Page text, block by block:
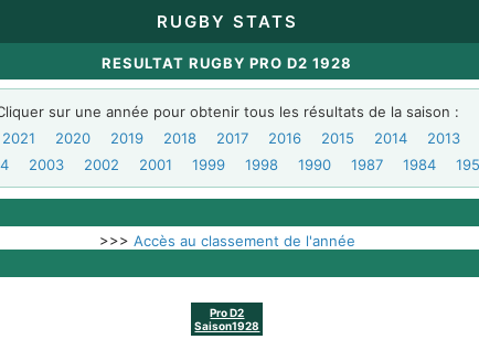
RUGBY STATS
RESULTAT RUGBY PRO D2 1928
sur une année pour obtenir tous les résultats de la saison :
2021 2020 2019 2018 2017 2016 2015 2014 2013
2003 2002 2001 1999 1998 1990 1987 1984
>>> Accès au classement de l'année
Pro D2
Saison1928